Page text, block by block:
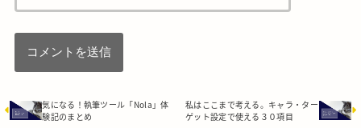
気になる！執筆ツール「Nola」体
験記のまとめ
私はここまで考える。キャラ・ター
ゲット設定で使える３０項目